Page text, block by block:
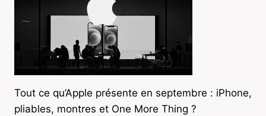
Tout ce qu’Apple présente en septembre : iPhone,
pliables, montres et One More Thing ?